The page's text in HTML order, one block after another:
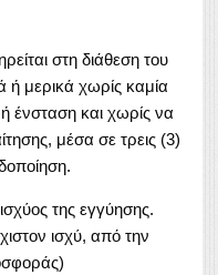
στη διάθεση του
ή μερικά χωρίς καμία
ένσταση και χωρίς να
μέσα σε τρεις (3)
της εγγύησης.
ισχύ, από την